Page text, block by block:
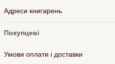
Адреси книгарень
Покупцеві
Умови оплати і доставки